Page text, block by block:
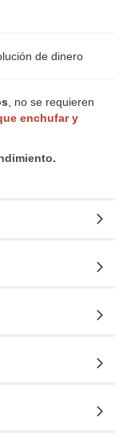
de dinero
, no se requieren
enchufar y